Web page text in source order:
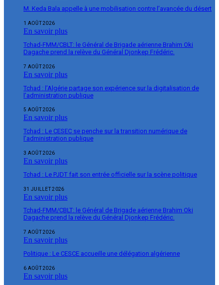
M. Keda Bala appelle à une mobilisation contre l’avancée du désert
1 AOÛT 2026
En savoir plus
Tchad-FMM/CBLT: le Général de Brigade aérienne Brahim Oki
Dagache prend la relève du Général Djonkep Frédéric.
7 AOÛT 2026
En savoir plus
Tchad : l’Algérie partage son expérience sur la digitalisation de
l’administration publique
5 AOÛT 2026
En savoir plus
Tchad : Le CESEC se penche sur la transition numérique de
l’administration publique
3 AOÛT 2026
En savoir plus
Tchad : Le PJDT fait son entrée officielle sur la scène politique
31 JUILLET 2026
En savoir plus
Tchad-FMM/CBLT: le Général de Brigade aérienne Brahim Oki
Dagache prend la relève du Général Djonkep Frédéric.
7 AOÛT 2026
En savoir plus
Politique : Le CESCE accueille une délégation algérienne
6 AOÛT 2026
En savoir plus